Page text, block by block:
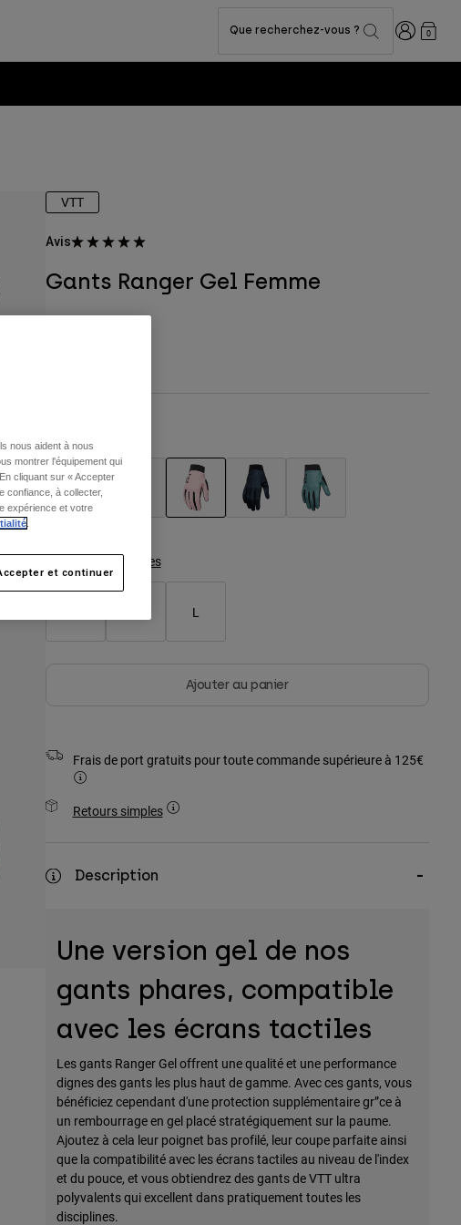
Que recherchez-vous ? Connexion
0
VTT
Avis
Gants Ranger Gel Femme
Article n°33611
Couleur -
Tableau des tailles
L
Ajouter au panier
Frais de port gratuits pour toute commande supérieure à 125€
Retours simples
Description
Une version gel de nos
gants phares, compatible
avec les écrans tactiles
Les gants Ranger Gel offrent une qualité et une performance
dignes des gants les plus haut de gamme. Avec ces gants, vous
bénéficiez cependant d'une protection supplémentaire gr”ce à
un rembourrage en gel placé stratégiquement sur la paume.
Ajoutez à cela leur poignet bas profilé, leur coupe parfaite ainsi
que la compatibilité avec les écrans tactiles au niveau de l'index
et du pouce, et vous obtiendrez des gants de VTT ultra
polyvalents qui excellent dans pratiquement toutes les
disciplines.
nous aident à nous
montrer l'équipement qui
cliquant sur « Accepter
confiance, à collecter,
expérience et votre
et continuer